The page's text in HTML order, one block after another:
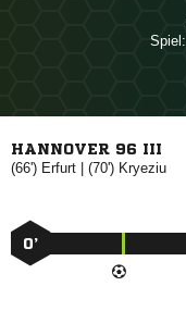
Spiel:
HANNOVER 96 III
(66')  | (70') 
0’